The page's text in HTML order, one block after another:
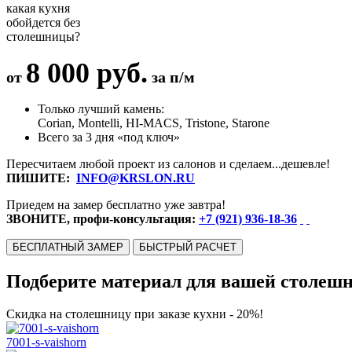
какая кухня
обойдется без
столешницы?
от 8 000 руб. за п/м
Только лучший камень:
Corian, Montelli, HI-MACS, Tristone, Starone
Всего за 3 дня «под ключ»
Пересчитаем любой проект из салонов и сделаем...дешевле!
ПИШИТЕ: INFO@KRSLON.RU
Приедем на замер бесплатно уже завтра!
ЗВОНИТЕ, профи-консультация: +7 (921) 936-18-36
БЕСПЛАТНЫЙ ЗАМЕР БЫСТРЫЙ РАСЧЕТ
Подберите материал для вашей
Скидка на столешницу при заказе кухни - 20%!
7001-s-vaishorn